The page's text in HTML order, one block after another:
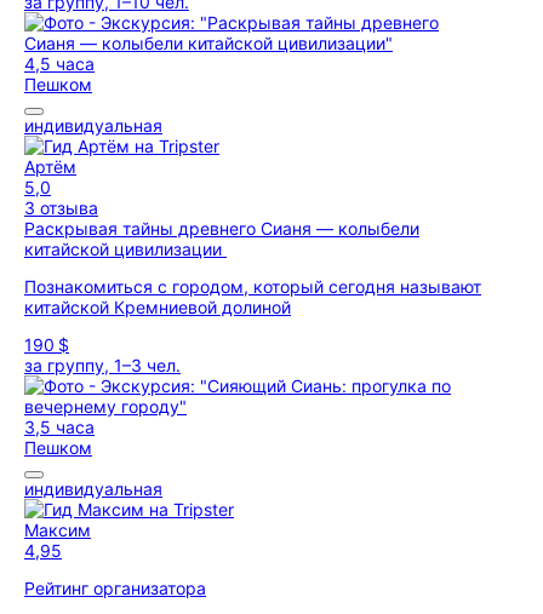
4,5 часа
Пешком
индивидуальная
Артём
5,0
3 отзыва
Раскрывая тайны древнего Сианя — колыбели
китайской цивилизации
Познакомиться с городом, который сегодня называют
китайской Кремниевой долиной
190 $
за группу, 1–3 чел.
3,5 часа
Пешком
индивидуальная
Максим
4,95
Рейтинг организатора